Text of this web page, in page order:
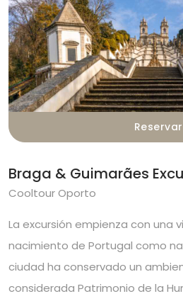
Reservar
Braga & Guimarães
Cooltour Oporto
La excursión empienza con una
nacimiento de Portugal como
ciudad ha conservado un
considerada Patrimonio de la